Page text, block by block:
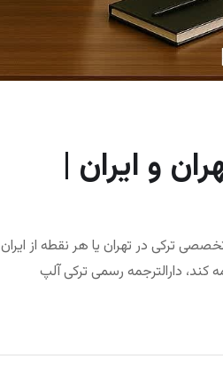
و ایران |
ترکی در تهران یا هر نقطه از ایران
کند، دارالترجمه رسمی ترکی آلپ